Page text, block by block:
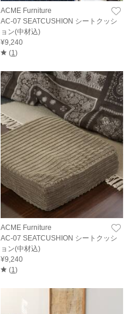
ACME Furniture
AC-07 SEATCUSHION シートクッシ
ョン(中材込)
¥9,240
(1 )
ACME Furniture
AC-07 SEATCUSHION シートクッシ
ョン(中材込)
¥9,240
(1)